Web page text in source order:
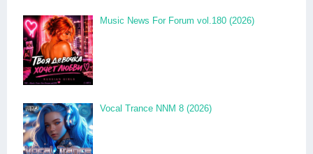
Music News For Forum vol.180 (2026)
Vocal Trance NNM 8 (2026)